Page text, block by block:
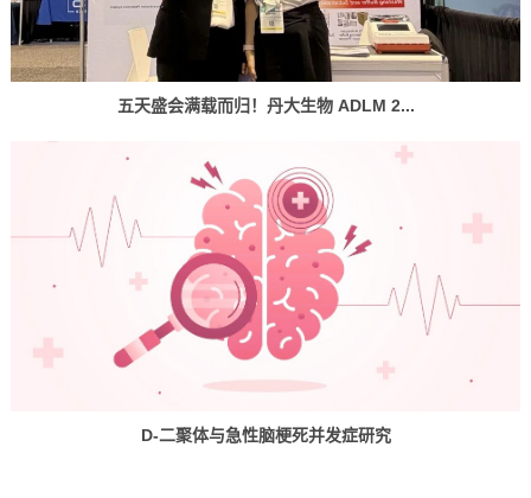
五天盛会满载而归！丹大生物 ADLM 2...
D-二聚体与急性脑梗死并发症研究